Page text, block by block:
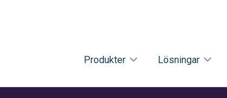
Produkter Lösningar